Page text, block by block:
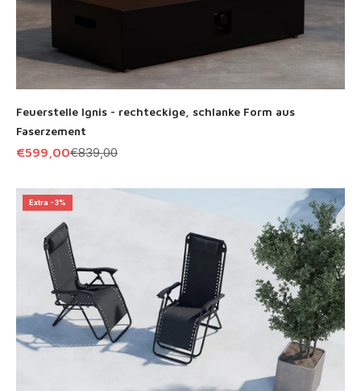
Feuerstelle Ignis - rechteckige, schlanke Form aus
Faserzement
Angebot
€599,00Regulärer Preis
€839,00
Extra -3%